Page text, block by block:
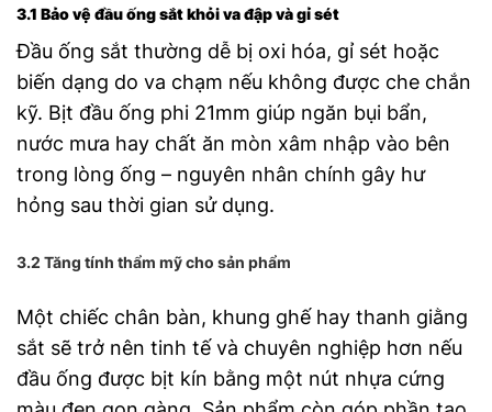
3.1 Bảo vệ đầu ống sắt khỏi va đập và gỉ sét
Đầu ống sắt thường dễ bị oxi hóa, gỉ sét hoặc
biến dạng do va chạm nếu không được che chắn
kỹ. Bịt đầu ống phi 21mm giúp ngăn bụi bẩn,
nước mưa hay chất ăn mòn xâm nhập vào bên
trong lòng ống – nguyên nhân chính gây hư
hỏng sau thời gian sử dụng.
3.2 Tăng tính thẩm mỹ cho sản phẩm
Một chiếc chân bàn, khung ghế hay thanh giằng
sắt sẽ trở nên tinh tế và chuyên nghiệp hơn nếu
đầu ống được bịt kín bằng một nút nhựa cứng